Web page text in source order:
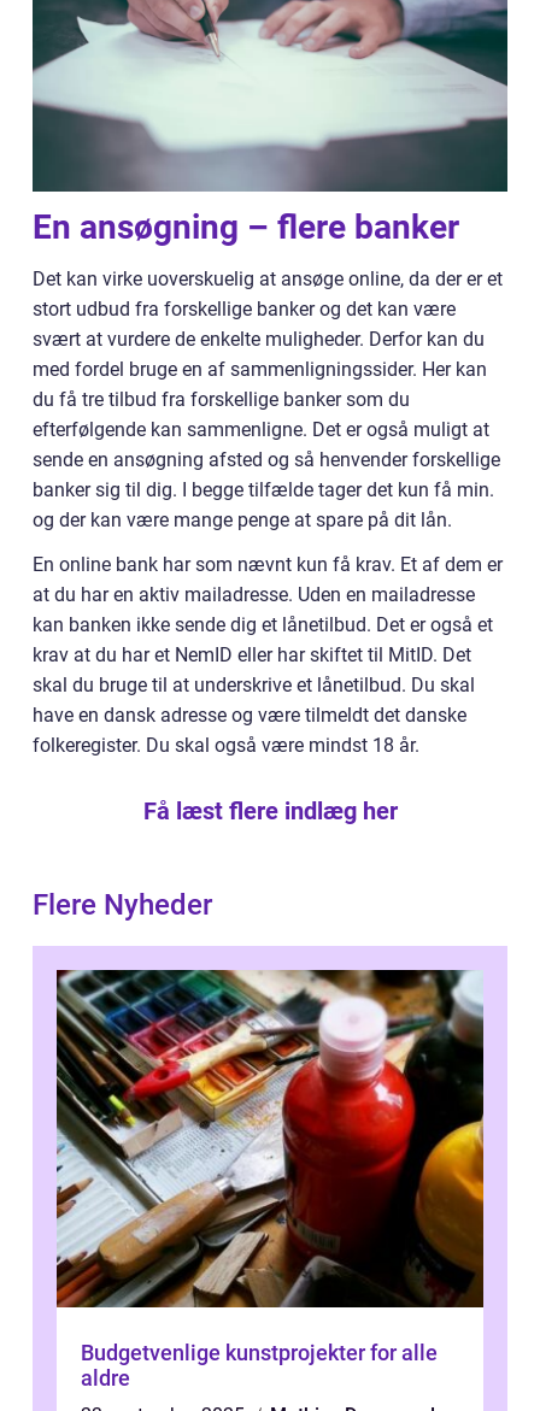
En ansøgning – flere banker
Det kan virke uoverskuelig at ansøge online, da der er et
stort udbud fra forskellige banker og det kan være
svært at vurdere de enkelte muligheder. Derfor kan du
med fordel bruge en af sammenligningssider. Her kan
du få tre tilbud fra forskellige banker som du
efterfølgende kan sammenligne. Det er også muligt at
sende en ansøgning afsted og så henvender forskellige
banker sig til dig. I begge tilfælde tager det kun få min.
og der kan være mange penge at spare på dit lån.
En online bank har som nævnt kun få krav. Et af dem er
at du har en aktiv mailadresse. Uden en mailadresse
kan banken ikke sende dig et lånetilbud. Det er også et
krav at du har et NemID eller har skiftet til MitID. Det
skal du bruge til at underskrive et lånetilbud. Du skal
have en dansk adresse og være tilmeldt det danske
folkeregister. Du skal også være mindst 18 år.
Få læst flere indlæg her
Flere Nyheder
Budgetvenlige kunstprojekter for alle
aldre